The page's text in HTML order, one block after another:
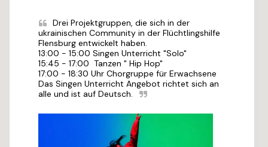
Drei Projektgruppen, die sich in der
ukrainischen Community in der Flüchtlingshilfe
Flensburg entwickelt haben.
13:00 - 15:00 Singen Unterricht "Solo"
15:45 - 17:00  Tanzen " Hip Hop"
17:00 - 18:30 Uhr Chorgruppe für Erwachsene
Das Singen Unterricht Angebot richtet sich an
alle und ist auf Deutsch.